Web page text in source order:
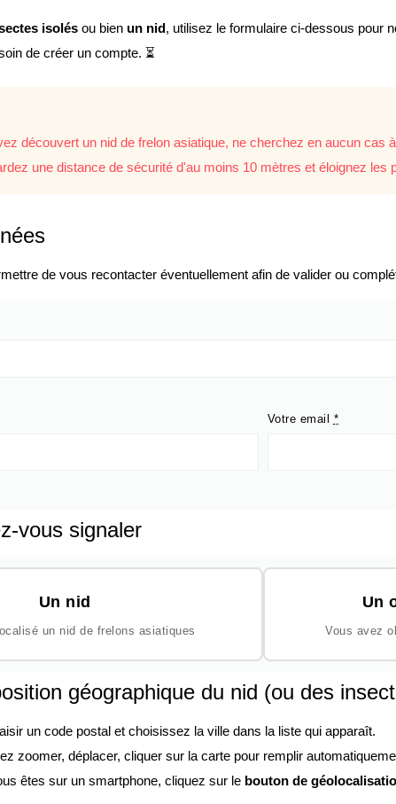
isolés ou bien un nid, utilisez le formulaire ci-dessous pour
de créer un compte. ⏳
découvert un nid de frelon asiatique, ne cherchez en aucun cas
une distance de sécurité d'au moins 10 mètres et éloignez les
de vous recontacter éventuellement afin de valider ou
Votre email *
vous signaler
Un nid
un nid de frelons asiatiques
Un
Vous avez
géographique du nid (ou des
un code postal et choisissez la ville dans la liste qui apparaît.
zoomer, déplacer, cliquer sur la carte pour remplir
êtes sur un smartphone, cliquez sur le bouton de